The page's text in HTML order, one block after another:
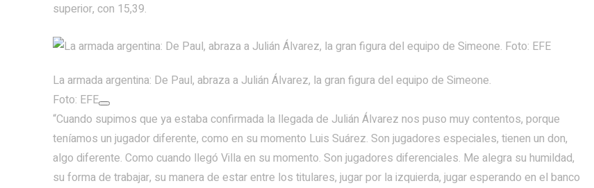
superior, con 15,39.
La armada argentina: De Paul, abraza a Julián Álvarez, la gran figura del equipo de Simeone.
Foto: EFE
“Cuando supimos que ya estaba confirmada la llegada de Julián Álvarez nos puso muy contentos, porque
teníamos un jugador diferente, como en su momento Luis Suárez. Son jugadores especiales, tienen un don,
algo diferente. Como cuando llegó Villa en su momento. Son jugadores diferenciales. Me alegra su humildad,
su forma de trabajar, su manera de estar entre los titulares, jugar por la izquierda, jugar esperando en el banco